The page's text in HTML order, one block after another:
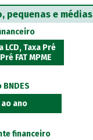
pequenas e
LCD, Taxa Pré
FAT MPME
BNDES
ano
financeiro